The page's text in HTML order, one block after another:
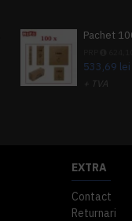
533,69 lei
+ TVA
EXTRA
Contact
Returnari